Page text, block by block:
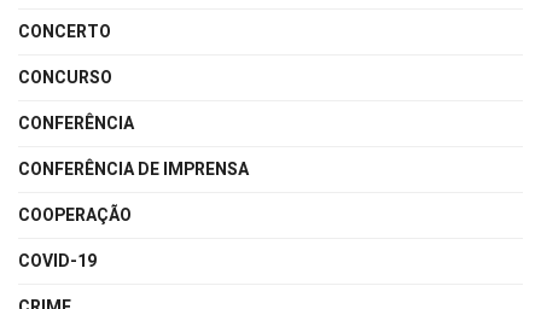
CONCERTO
CONCURSO
CONFERÊNCIA
CONFERÊNCIA DE IMPRENSA
COOPERAÇÃO
COVID-19